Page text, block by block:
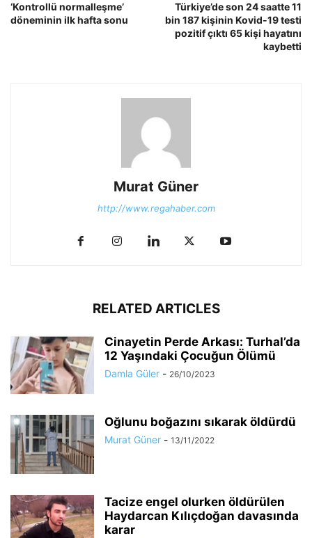
‘Kontrollü normalleşme’
döneminin ilk hafta sonu
Türkiye’de son 24 saatte 11
bin 187 kişinin Kovid-19 testi
pozitif çıktı 65 kişi hayatını
kaybetti
Murat Güner
http://www.regahaber.com
RELATED ARTICLES
Cinayetin Perde Arkası: Turhal’da
12 Yaşındaki Çocuğun Ölümü
Damla Güler - 26/10/2023
Oğlunu boğazını sıkarak öldürdü
Murat Güner - 13/11/2022
Tacize engel olurken öldürülen
Haydarcan Kılıçdoğan davasında
karar